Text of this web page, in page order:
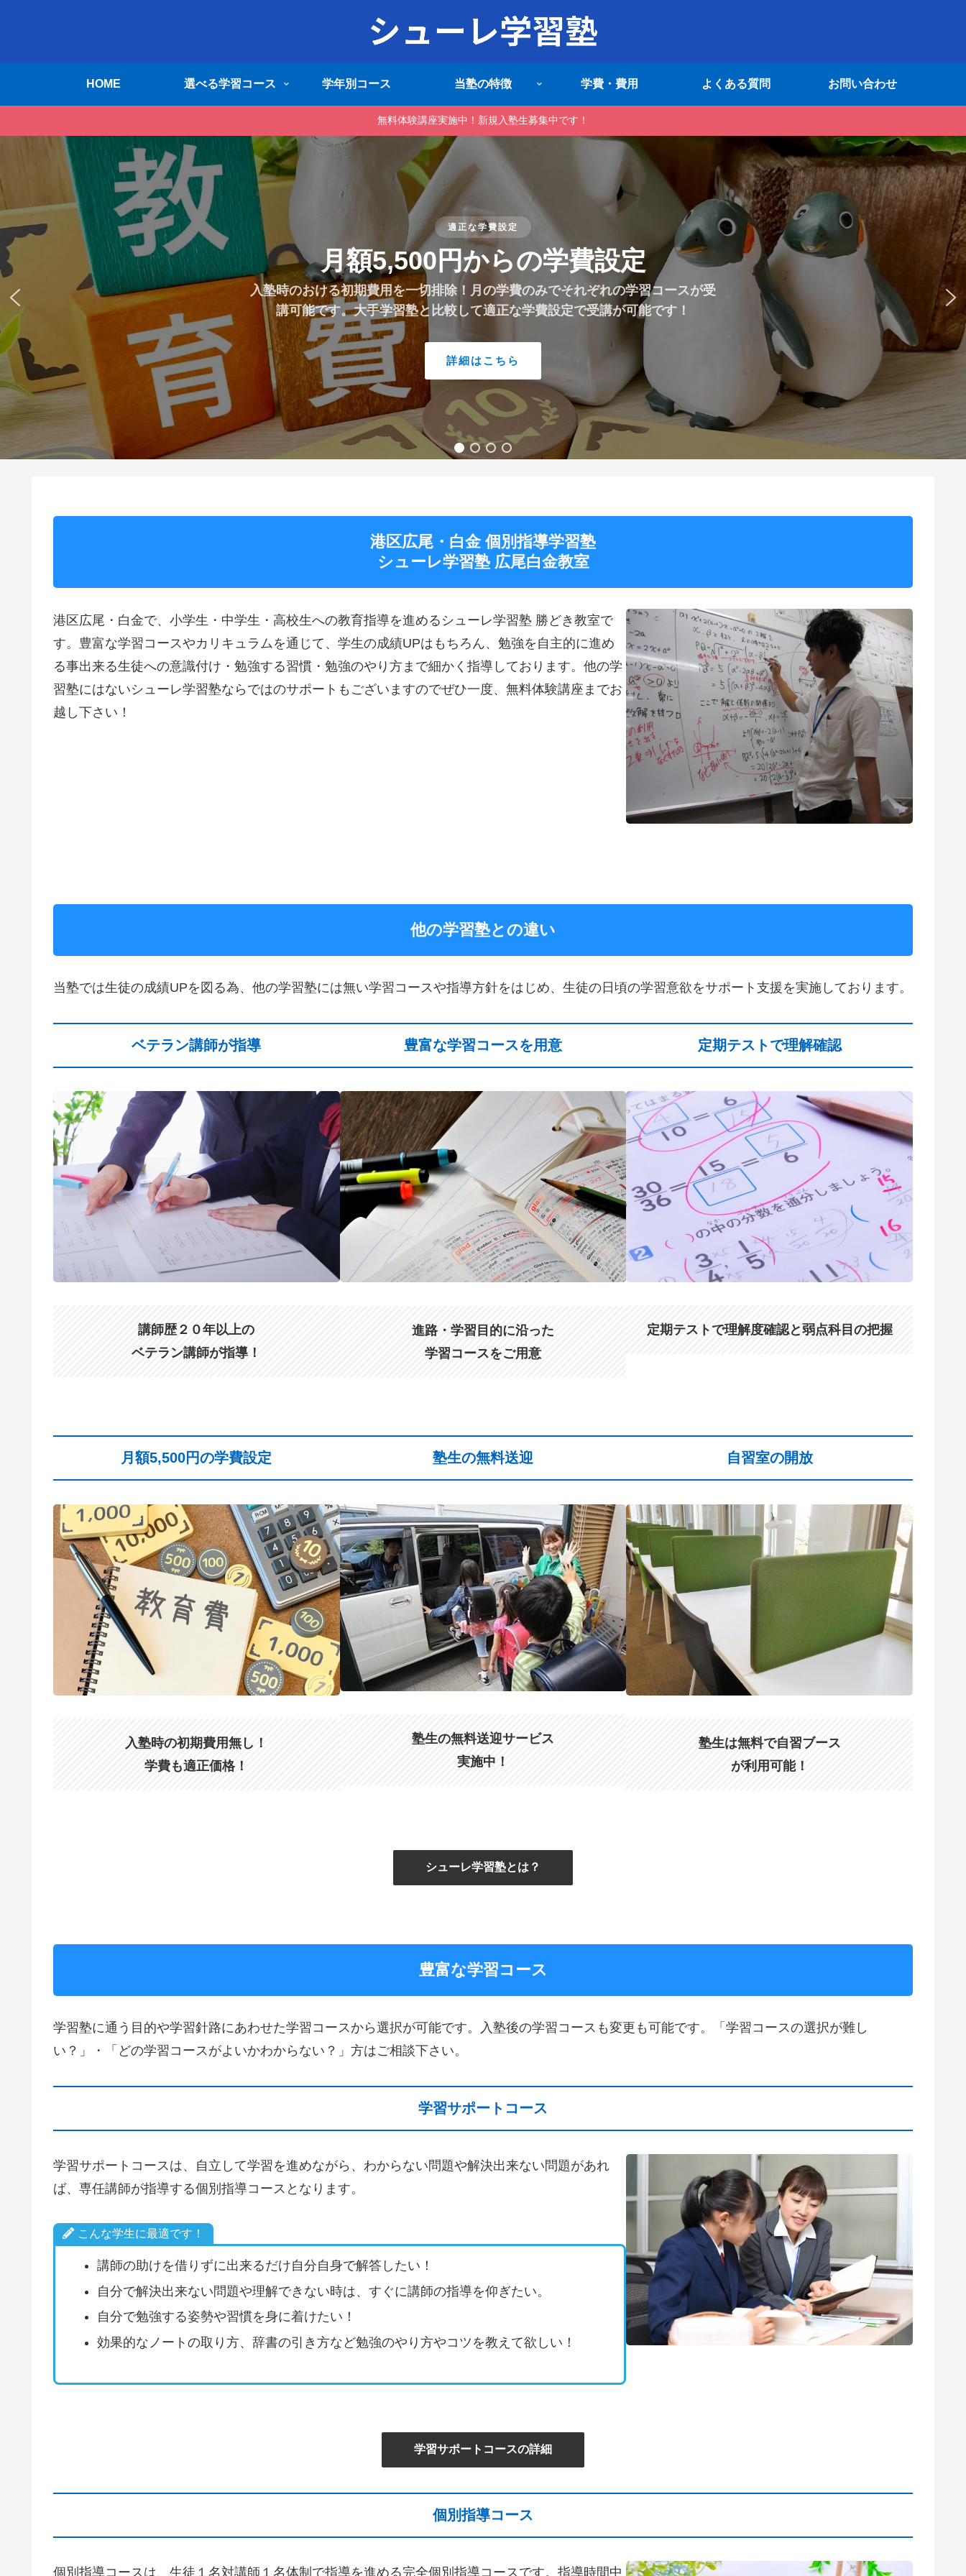
HOME 選べる学習コース 学年別コース 当塾の特徴 学費・費用 よくある質問 お問い合わせ
無料体験講座実施中！新規入塾生募集中です！
塾生無料送迎
塾生の無料送迎対応
塾生の無料送迎サービスを実施！忙しい保護者の方や部活動で忙しい学生はご活
用下さい。
詳細はこちら
港区広尾・白金 個別指導学習塾
シューレ学習塾 広尾白金教室
港区広尾・白金で、小学生・中学生・高校生への教育指導を進めるシューレ学習塾 勝どき教室で
す。豊富な学習コースやカリキュラムを通じて、学生の成績UPはもちろん、勉強を自主的に進め
る事出来る生徒への意識付け・勉強する習慣・勉強のやり方まで細かく指導しております。他の学
習塾にはないシューレ学習塾ならではのサポートもございますのでぜひ一度、無料体験講座までお
越し下さい！
他の学習塾との違い
当塾では生徒の成績UPを図る為、他の学習塾には無い学習コースや指導方針をはじめ、生徒の日頃の学習意欲をサポート支援を実施しております。
ベテラン講師が指導
講師歴２０年以上の
ベテラン講師が指導！
豊富な学習コースを用意
進路・学習目的に沿った
学習コースをご用意
定期テストで理解確認
定期テストで理解度確認と弱点科目の把握
月額5,500円の学費設定
入塾時の初期費用無し！
学費も適正価格！
塾生の無料送迎
塾生の無料送迎サービス
実施中！
自習室の開放
塾生は無料で自習ブース
が利用可能！
シューレ学習塾とは？
豊富な学習コース
学習塾に通う目的や学習針路にあわせた学習コースから選択が可能です。入塾後の学習コースも変更も可能です。「学習コースの選択が難し
い？」・「どの学習コースがよいかわからない？」方はご相談下さい。
学習サポートコース
学習サポートコースは、自立して学習を進めながら、わからない問題や解決出来ない問題があれ
ば、専任講師が指導する個別指導コースとなります。
こんな学生に最適です！
講師の助けを借りずに出来るだけ自分自身で解答したい！
自分で解決出来ない問題や理解できない時は、すぐに講師の指導を仰ぎたい。
自分で勉強する姿勢や習慣を身に着けたい！
効果的なノートの取り方、辞書の引き方など勉強のやり方やコツを教えて欲しい！
学習サポートコースの詳細
個別指導コース
個別指導コースは、生徒１名対講師１名体制で指導を進める完全個別指導コースです。指導時間中